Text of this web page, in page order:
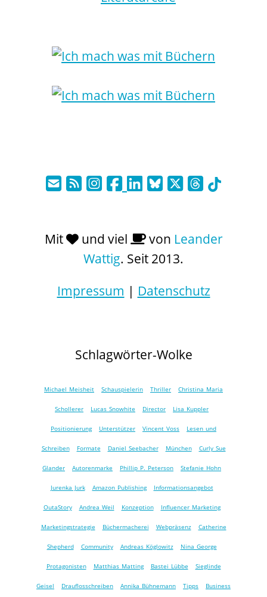
Mit und viel von Leander
Wattig. Seit 2013.
Impressum | Datenschutz
Schlagwörter-Wolke
Michael Meisheit Schauspielerin Thriller Christina Maria
Schollerer Lucas Snowhite Director Lisa Kuppler
Positionierung Unterstützer Vincent Voss Lesen und
Schreiben Formate Daniel Seebacher München Curly Sue
Glander Autorenmarke Phillip P. Peterson Stefanie Hohn
Jurenka Jurk Amazon Publishing Informationsangebot
OutaStory Andrea Weil Konzeption Influencer Marketing
Marketingstrategie Büchermacherei Webpräsenz Catherine
Shepherd Community Andreas Köglowitz Nina George
Protagonisten Matthias Matting Bastei Lübbe Sieglinde
Geisel Drauflosschreiben Annika Bühnemann Tipps Business